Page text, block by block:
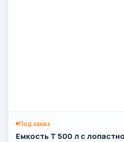
Под заказ
Емкость T 500 л с